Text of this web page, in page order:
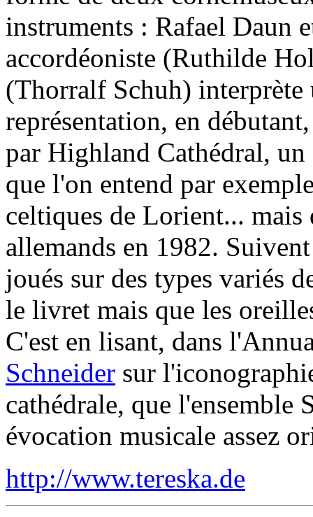
instruments : Rafael Daun
accordéoniste (Ruthilde
(Thorralf Schuh) interprète
représentation, en
par Highland Cathédral, un
que l'on entend par
celtiques de Lorient... mais
allemands en 1982.
joués sur des types variés
le livret mais que les
C'est en lisant, dans
Schneider sur
cathédrale, que l'ensemble
évocation musicale assez
http://www.tereska.de